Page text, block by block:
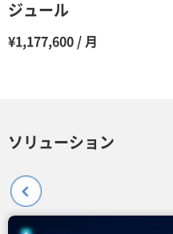
ジュール
¥1,177,600 / 月
ソリューション